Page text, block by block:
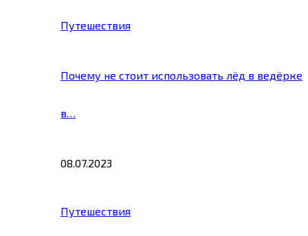
Путешествия
Почему не стоит использовать лёд в ведёрке
в…
08.07.2023
Путешествия